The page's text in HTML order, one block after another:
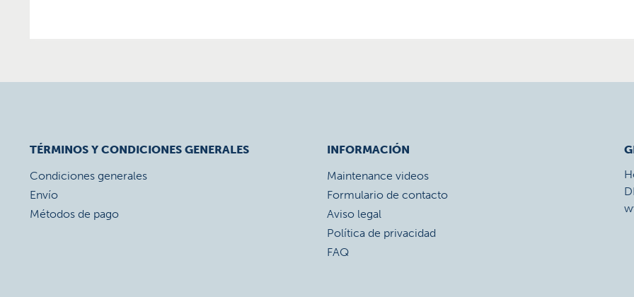
TÉRMINOS Y CONDICIONES GENERALES
Condiciones generales
Envío
Métodos de pago
INFORMACIÓN
Maintenance videos
Formulario de contacto
Aviso legal
Política de privacidad
FAQ